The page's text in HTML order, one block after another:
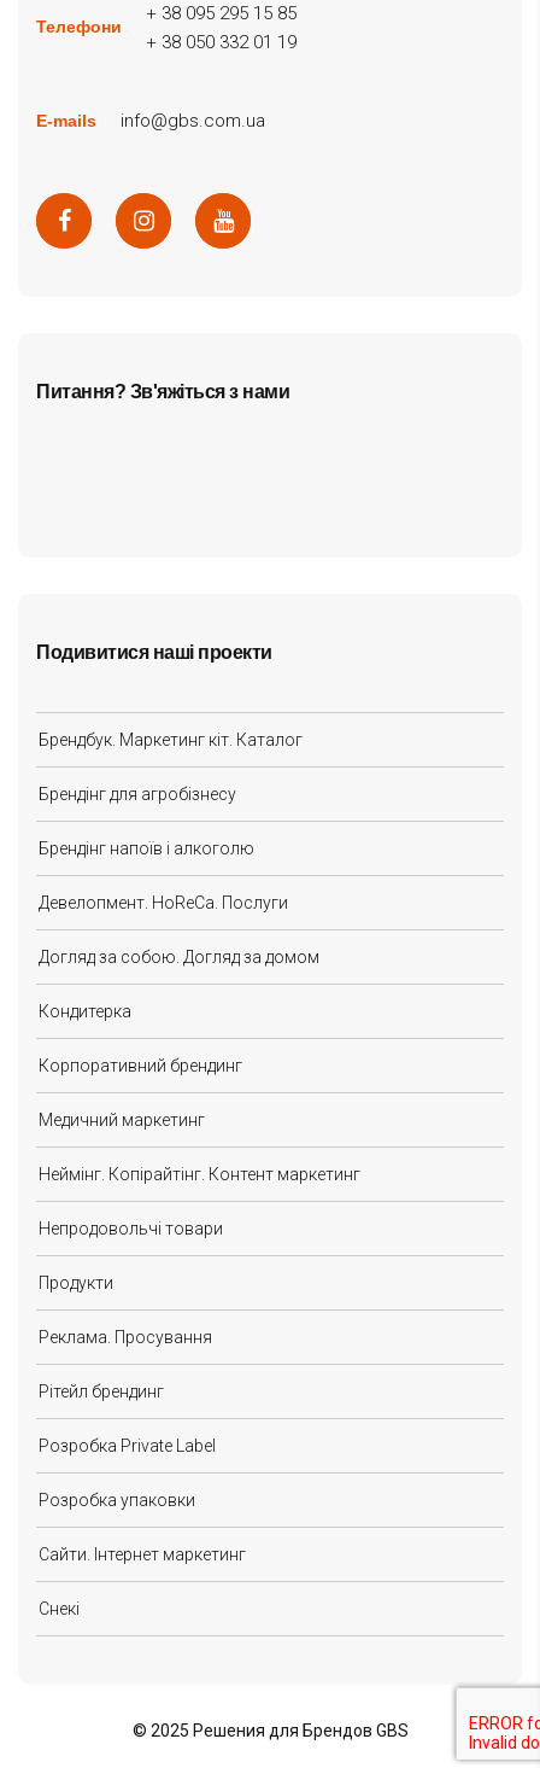
Телефони
+ 38 095 295 15 85
+ 38 050 332 01 19
E-mails info@gbs.com.ua
Питання? Зв'яжіться з нами
Подивитися наші проекти
Брендбук. Маркетинг кіт. Каталог
Брендінг для агробізнесу
Брендінг напоїв і алкоголю
Девелопмент. HoReCa. Послуги
Догляд за собою. Догляд за домом
Кондитерка
Корпоративний брендинг
Медичний маркетинг
Неймінг. Копірайтінг. Контент маркетинг
Непродовольчі товари
Продукти
Реклама. Просування
Рітейл брендинг
Розробка Private Label
Розробка упаковки
Сайти. Інтернет маркетинг
Снекі
© 2025 Решения для Брендов GBS